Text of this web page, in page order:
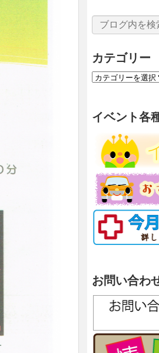
カテゴリー
カ
リ
ー
イベント各
お問い合わ